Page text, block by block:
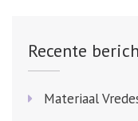
Recente
Materiaal